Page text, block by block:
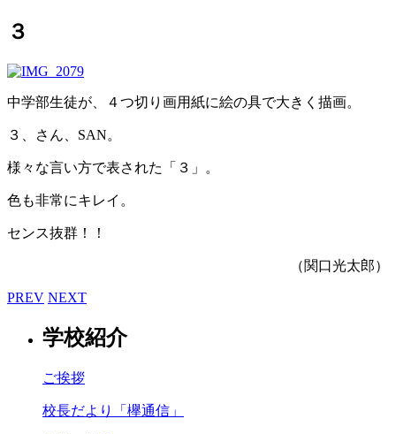
３
中学部生徒が、４つ切り画用紙に絵の具で大きく描画。
３、さん、SAN。
様々な言い方で表された「３」。
色も非常にキレイ。
センス抜群！！
（関口光太郎）
PREV NEXT
学校紹介
ご挨拶
校長だより「欅通信」